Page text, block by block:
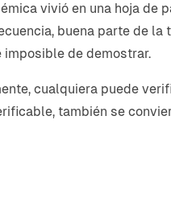
vivió en una hoja de
buena parte de la
de demostrar.
cualquiera puede
también se